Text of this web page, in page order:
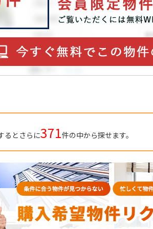
るとさらに371件の中から探せます。